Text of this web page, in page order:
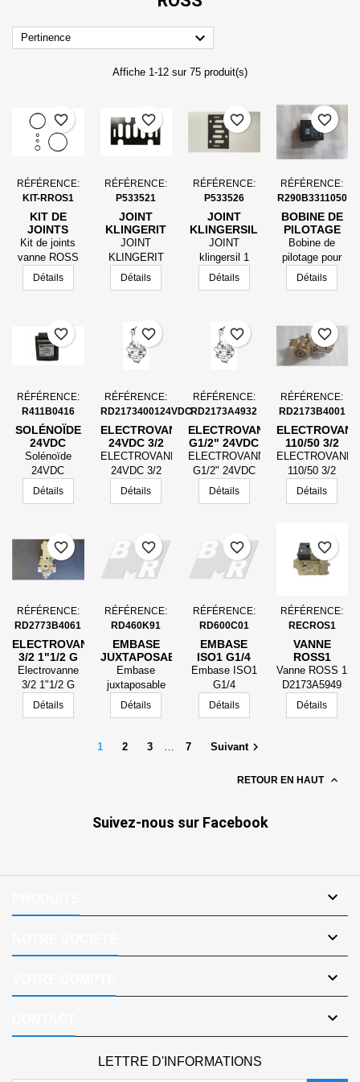
Pertinence 
Affiche 1-12 sur 75 produit(s)
RÉFÉRENCE:
KIT-RROS1
KIT DE
JOINTS
VANNE
ROSS TYPE
D2173A5949
Kit de joints
vanne ROSS
type
Détails
favorite_border
RÉFÉRENCE:
P533521
JOINT
KLINGERIT
EP1MM 1
FACE
ADHESIVE
SELON
PLAN
D6476B4942
JOINT
KLINGERIT
EP1mm 1
141120-1
ISO3
Détails
favorite_border
RÉFÉRENCE:
P533526
JOINT
KLINGERSIL
1 FACE
ADHESIVE
SELON
PLAN ISO2
JOINT
klingersil 1
FACE
Détails
favorite_border
RÉFÉRENCE:
R290B3311050
BOBINE DE
PILOTAGE
POUR EV
ROSS
D2176A2909
Bobine de
pilotage pour
EV Ross
Détails
favorite_border
RÉFÉRENCE:
R411B0416
SOLÉNOÏDE
24VDC
Solénoïde
24VDC
Détails
favorite_border
RÉFÉRENCE:
RD2173400124VDC
ELECTROVANNE
24VDC 3/2
1/2G
D2173B4001
ELECTROVANNE
24VDC 3/2
1/2G
Détails
favorite_border
RÉFÉRENCE:
RD2173A4932
ELECTROVANNE
G1/2" 24VDC
D2173A4932
ELECTROVANNE
G1/2" 24VDC
D2173A4932
Détails
favorite_border
RÉFÉRENCE:
RD2173B4001
110/50 3/2
1/2G
D2173B4001
ELECTROVANNE
110/50 3/2
1/2G
Détails
favorite_border
RÉFÉRENCE:
RD2773B4061
ELECTROVANNE
3/2 1"1/2 G
110/50
Electrovanne
3/2 1"1/2 G
110/50 -
Détails
favorite_border
RÉFÉRENCE:
RD460K91
EMBASE
JUXTAPOSABLE
ISO-1
ORIFICES
SUR LE
FOND
Embase
juxtaposable
ISO-1 Orifices
Détails
favorite_border
RÉFÉRENCE:
RD600C01
EMBASE
ISO1 G1/4
Embase ISO1
G1/4
Détails
favorite_border
RÉFÉRENCE:
RECROS1
VANNE
ROSS1
D2173A5949
Vanne ROSS 1
D2173A5949
Détails
favorite_border
1 2 3 7 Suivant
RETOUR EN HAUT 
Suivez-nous sur Facebook




LETTRE D'INFORMATIONS